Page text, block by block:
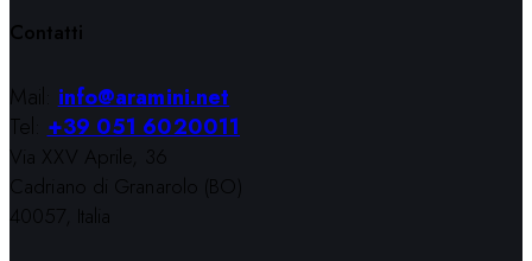
Contatti
Mail: info@aramini.net
Tel: +39 051 6020011
Via XXV Aprile, 36
Cadriano di Granarolo (BO)
40057, Italia